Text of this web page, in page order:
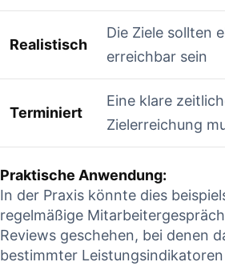
Realistisch
Die Ziele sollten
erreichbar sein
Terminiert
Eine klare‌
Zielerreichung
Praktische Anwendung:
In der Praxis könnte dies
regelmäßige
Reviews geschehen, ⁤bei denen
bestimmter